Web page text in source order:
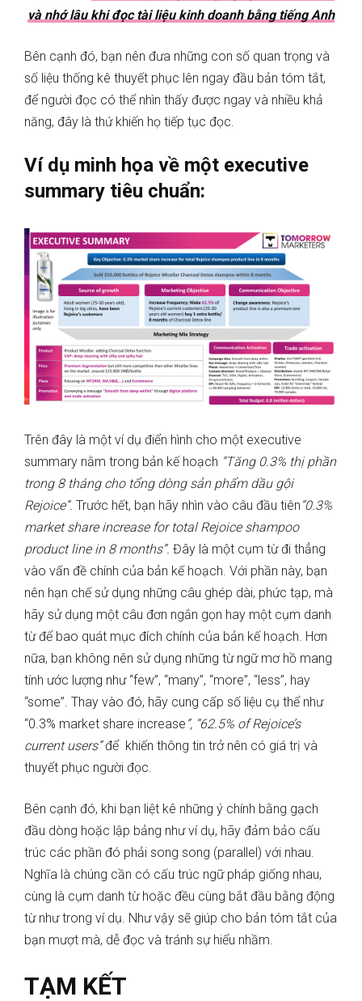
và nhớ lâu khi đọc tài liệu kinh doanh bằng tiếng Anh
Bên cạnh đó, bạn nên đưa những con số quan trọng và
số liệu thống kê thuyết phục lên ngay đầu bản tóm tắt,
để người đọc có thể nhìn thấy được ngay và nhiều khả
năng, đây là thứ khiến họ tiếp tục đọc.
Ví dụ minh họa về một executive
summary tiêu chuẩn:
Trên đây là một ví dụ điển hình cho một executive
summary nằm trong bản kế hoạch “Tăng 0.3% thị phần
trong 8 tháng cho tổng dòng sản phẩm dầu gội
Rejoice”. Trước hết, bạn hãy nhìn vào câu đầu tiên “0.3%
market share increase for total Rejoice shampoo
product line in 8 months”. Đây là một cụm từ đi thẳng
vào vấn đề chính của bản kế hoạch. Với phần này, bạn
nên hạn chế sử dụng những câu ghép dài, phức tạp, mà
hãy sử dụng một câu đơn ngắn gọn hay một cụm danh
từ để bao quát mục đích chính của bản kế hoạch. Hơn
nữa, bạn không nên sử dụng những từ ngữ mơ hồ mang
tính ước lượng như “few”, “many”, “more”, “less”, hay
“some”. Thay vào đó, hãy cung cấp số liệu cụ thể như
“0.3% market share increase ”, “62.5% of Rejoice’s
current users”để khiến thông tin trở nên có giá trị và
thuyết phục người đọc.
Bên cạnh đó, khi bạn liệt kê những ý chính bằng gạch
đầu dòng hoặc lập bảng như ví dụ, hãy đảm bảo cấu
trúc các phần đó phải song song (parallel) với nhau.
Nghĩa là chúng cần có cấu trúc ngữ pháp giống nhau,
cùng là cụm danh từ hoặc đều cùng bắt đầu bằng động
từ như trong ví dụ. Như vậy sẽ giúp cho bản tóm tắt của
bạn mượt mà, dễ đọc và tránh sự hiểu nhầm.
TẠM KẾT